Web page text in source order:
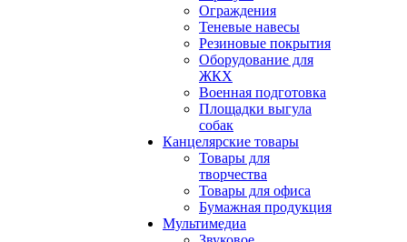
Ограждения
Теневые навесы
Резиновые покрытия
Оборудование для
ЖКХ
Военная подготовка
Площадки выгула
собак
Канцелярские товары
Товары для
творчества
Товары для офиса
Бумажная продукция
Мультимедиа